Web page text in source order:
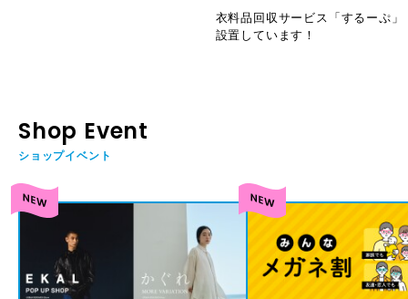
衣料品回収サービス「するーぷ」
設置しています！
Shop Event
ショップイベント